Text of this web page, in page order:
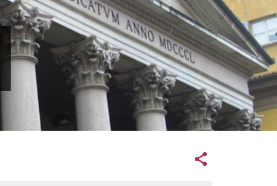
Links
Share button